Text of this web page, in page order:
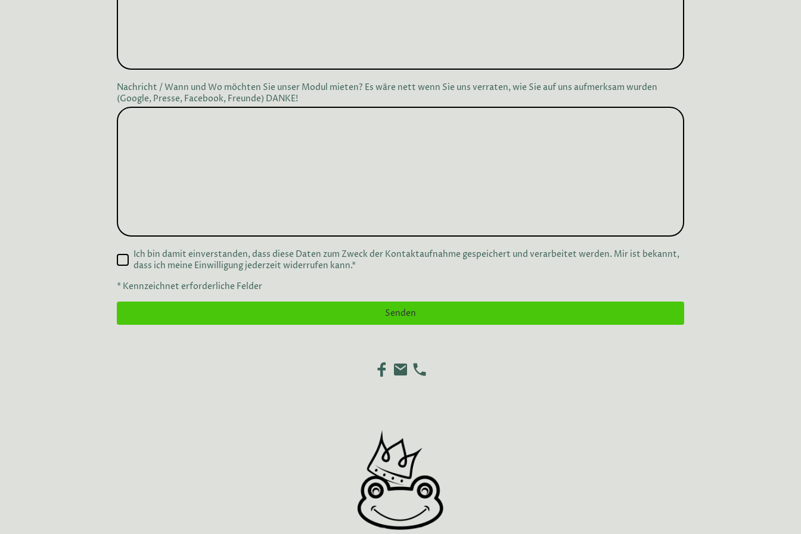
Nachricht / Wann und Wo möchten Sie unser Modul mieten? Es wäre nett wenn Sie uns verraten, wie Sie auf uns aufmerksam wurden
(Google, Presse, Facebook, Freunde) DANKE!
Ich bin damit einverstanden, dass diese Daten zum Zweck der Kontaktaufnahme gespeichert und verarbeitet werden. Mir ist bekannt,
dass ich meine Einwilligung jederzeit widerrufen kann.*
* Kennzeichnet erforderliche Felder
Senden